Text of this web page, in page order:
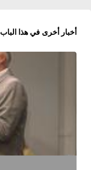
أخبار أخرى في هذا الباب